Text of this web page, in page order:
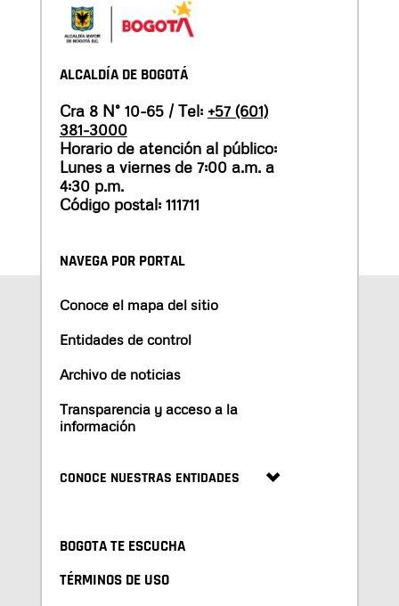
ALCALDÍA DE BOGOTÁ
Cra 8 N° 10-65 / Tel: +57 (601)
381-3000
Horario de atención al público:
Lunes a viernes de 7:00 a.m. a
4:30 p.m.
Código postal: 111711
NAVEGA POR PORTAL
Conoce el mapa del sitio
Entidades de control
Archivo de noticias
Transparencia y acceso a la
información
CONOCE NUESTRAS ENTIDADES
BOGOTA TE ESCUCHA
TÉRMINOS DE USO